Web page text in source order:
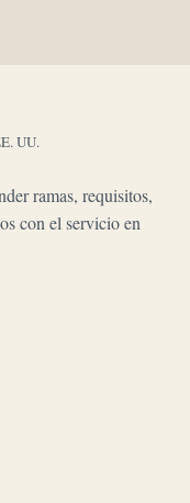
UU.
ramas, requisitos,
con el servicio en